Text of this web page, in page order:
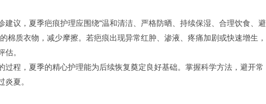
建议，夏季疤痕护理应围绕“温和清洁、严格防晒、持续保湿、合理饮食、避
棉质衣物，减少摩擦。若疤痕出现异常红肿、渗液、疼痛加剧或快速增生，
估。
过程，夏季的精心护理能为后续恢复奠定良好基础。掌握科学方法，避开常
炎夏。